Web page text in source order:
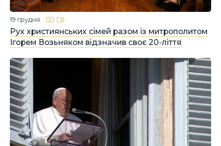
Рух християнських сімей разом із митрополитом
Ігорем Возьняком відзначив своє 20-ліття
19 грудня